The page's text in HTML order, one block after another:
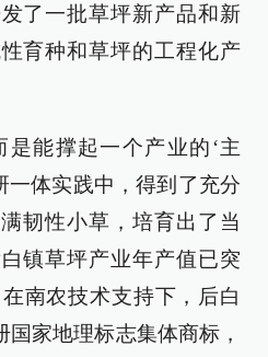
了一批草坪新产品和新
育种和草坪的工程化产
是能撑起一个产业的‘主
一体实践中，得到了充分
韧性小草，培育出了当
镇草坪产业年产值已突
南农技术支持下，后白
国家地理标志集体商标，